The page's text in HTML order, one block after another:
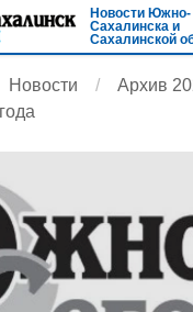
Новости Южно-
Сахалинска и
Сахалинской
Новости Архив